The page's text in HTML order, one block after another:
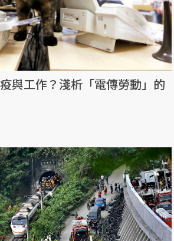
與工作？淺析「電傳勞動」的